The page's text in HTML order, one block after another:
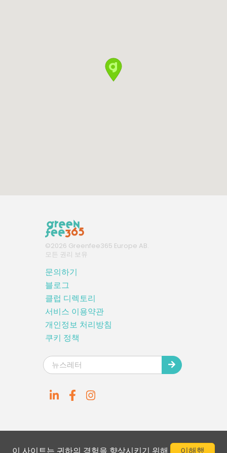
©2026 Greenfee365 Europe AB.
모든 권리 보유
문의하기
블로그
클럽 디렉토리
서비스 이용약관
개인정보 처리방침
쿠키 정책